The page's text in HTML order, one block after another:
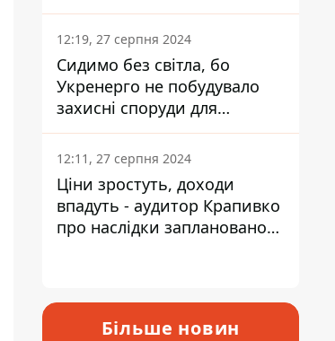
12:19, 27 серпня 2024
Сидимо без світла, бо
Укренерго не побудувало
захисні споруди для
енергетики - нардеп
Кучеренко
12:11, 27 серпня 2024
Ціни зростуть, доходи
впадуть - аудитор Крапивко
про наслідки запланованого
Більше новин